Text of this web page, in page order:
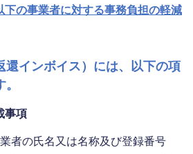
下の事業者に対する事務負担の軽減
還インボイス）には、以下の項
事項
者の氏名又は名称及び登録番号